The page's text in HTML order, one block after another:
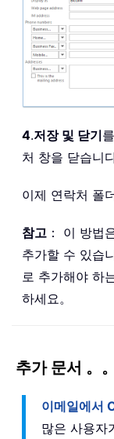
4.저장 및 닫기
처 창을 닫습니다
이제 연락처 폴
참고 ： 이 방법
추가할 수 있습
로 추가해야 하
하세요。
추가 문서 。。
이메일에서
많은 사용자